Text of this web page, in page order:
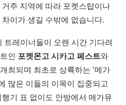
주 지역에 따라 포켓스탑이나
이가 생길 수밖에 없습니다.
트레이너들이 오랜 시간 기다려
인 포켓몬고 시카고 페스트와
최되며 최초로 상륙하는 '메가
많은 이들의 이목이 집중되고
기 표 없이도 안방에서 메가뮤